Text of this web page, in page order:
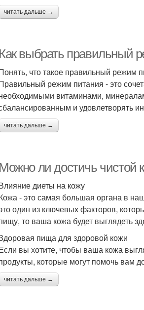
читать дальше →
Как выбрать правильный
что такое правильный режим
режим питания - это
витаминами,
и удовлетворять
читать дальше →
Можно ли достичь чистой
диеты на кожу
- это самая большая органа в
один из ключевых факторов,
то ваша кожа будет выглядеть
пища для здоровой кожи
вы хотите, чтобы ваша кожа
которые могут помочь вам
читать дальше →